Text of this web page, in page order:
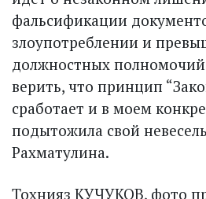
фальсификации
злоупотреблении и
должностных
верить, что принцип
сработает и в моем
подытожила свой
Рахматулина.
Тохнияз КУЧУКОВ, фото